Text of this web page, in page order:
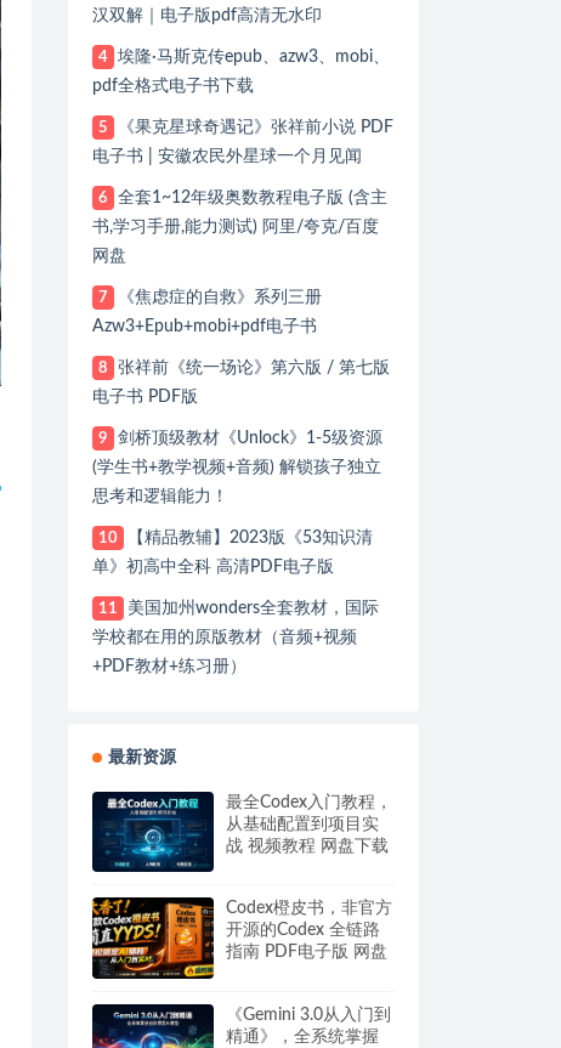
汉双解｜电子版pdf高清无水印
4
埃隆·马斯克传epub、azw3、mobi、
pdf全格式电子书下载
5
《果克星球奇遇记》张祥前小说 PDF
电子书 | 安徽农民外星球一个月见闻
6
全套1~12年级奥数教程电子版 (含主
书,学习手册,能力测试) 阿里/夸克/百度
网盘
7
《焦虑症的自救》系列三册
Azw3+Epub+mobi+pdf电子书
8
张祥前《统一场论》第六版 / 第七版
电子书 PDF版
9
剑桥顶级教材《Unlock》1-5级资源
(学生书+教学视频+音频) 解锁孩子独立
思考和逻辑能力！
10
【精品教辅】2023版《53知识清
单》初高中全科 高清PDF电子版
11
美国加州wonders全套教材，国际
学校都在用的原版教材（音频+视频
+PDF教材+练习册）
最新资源
最全Codex入门教程，
从基础配置到项目实
战 视频教程 网盘下载
Codex橙皮书，非官方
开源的Codex 全链路
指南 PDF电子版 网盘
《Gemini 3.0从入门到
精通》，全系统掌握